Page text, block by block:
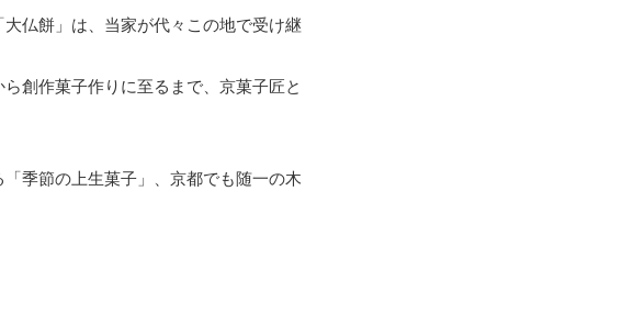
仏餅」は、当家が代々この地で受け継
創作菓子作りに至るまで、京菓子匠と
季節の上生菓子」、京都でも随一の木